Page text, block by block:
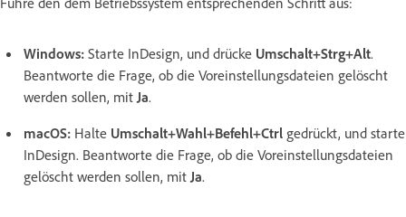
Windows: Starte InDesign, und drücke Umschalt+Strg+Alt.
Beantworte die Frage, ob die Voreinstellungsdateien gelöscht
werden sollen, mit Ja.
macOS: Halte Umschalt+Wahl+Befehl+Ctrl gedrückt, und starte
InDesign. Beantworte die Frage, ob die Voreinstellungsdateien
gelöscht werden sollen, mit Ja.